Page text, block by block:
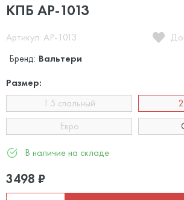
КПБ АР-1013
Артикул: AP-1013
Бренд: Вальтери
Размер:
1.5 спальный
Евро
В наличие на складе
3498 ₽